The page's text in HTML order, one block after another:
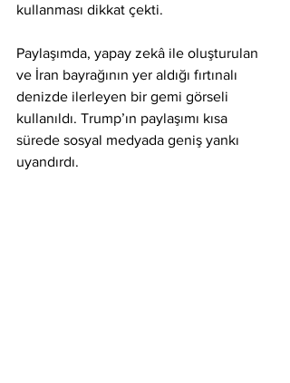
kullanması dikkat çekti.
Paylaşımda, yapay zekâ ile oluşturulan
ve İran bayrağının yer aldığı fırtınalı
denizde ilerleyen bir gemi görseli
kullanıldı. Trump’ın paylaşımı kısa
sürede sosyal medyada geniş yankı
uyandırdı.